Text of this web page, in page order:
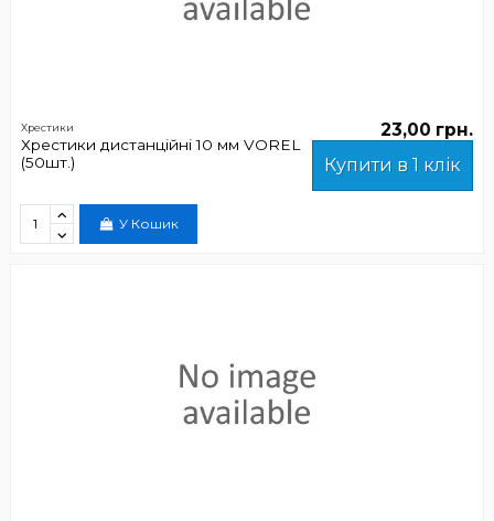
Хрестики
Хрестики дистанційні 10 мм VOREL
(50шт.)
23,00 грн.
Купити в 1 клік
У Кошик